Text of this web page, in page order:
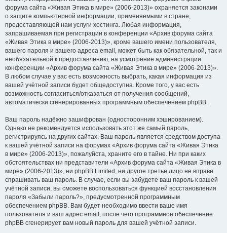
форума сайта «Живая Этика в мире» (2006-2013)» охраняется законами
о защите компьютерной информации, применяемыми в стране,
предоставляющей нам услуги хостинга. Любая информация,
запрашиваемая при регистрации в конференции «Архив форума сайта
«Живая Этика в мире» (2006-2013)», кроме вашего имени пользователя,
вашего пароля и вашего адреса email, может быть как обязательной, так и
необязательной к предоставлению, на усмотрение администрации
конференции «Архив форума сайта «Живая Этика в мире» (2006-2013)».
В любом случае у вас есть возможность выбрать, какая информация из
вашей учётной записи будет общедоступна. Кроме того, у вас есть
возможность согласиться/отказаться от получения сообщений,
автоматически сгенерированных программным обеспечением phpBB.
Ваш пароль надёжно зашифрован (односторонним хэшированием).
Однако не рекомендуется использовать этот же самый пароль,
регистрируясь на других сайтах. Ваш пароль является средством доступа
к вашей учётной записи на форумах «Архив форума сайта «Живая Этика
в мире» (2006-2013)», пожалуйста, храните его в тайне. Ни при каких
обстоятельствах ни представители «Архив форума сайта «Живая Этика в
мире» (2006-2013)», ни phpBB Limited, ни другое третье лицо не вправе
спрашивать ваш пароль. В случае, если вы забудете ваш пароль к вашей
учётной записи, вы сможете воспользоваться функцией восстановления
пароля «Забыли пароль?», предусмотренной программным
обеспечением phpBB. Вам будет необходимо ввести ваше имя
пользователя и ваш адрес email, после чего программное обеспечение
phpBB сгенерирует вам новый пароль для вашей учётной записи.